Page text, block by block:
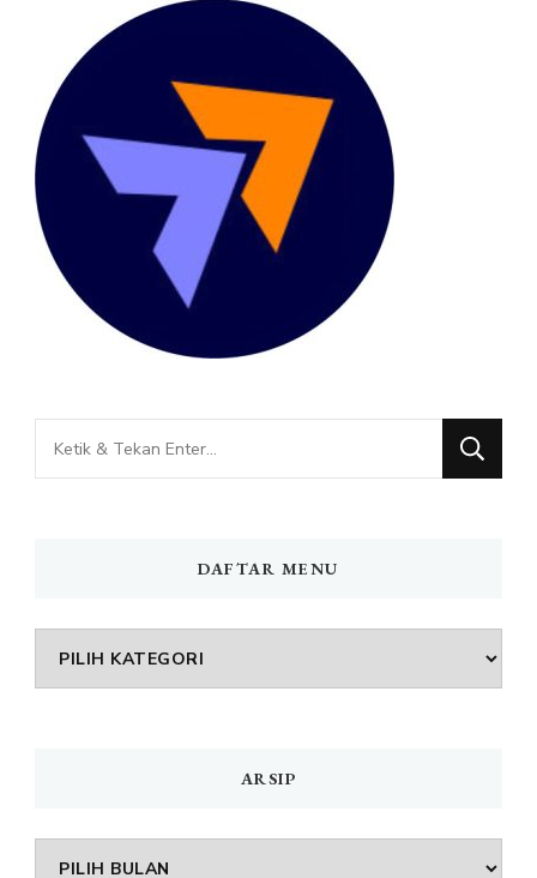
Mencari
Sesuatu?
DAFTAR MENU
DAFTAR
MENU
ARSIP
Arsip